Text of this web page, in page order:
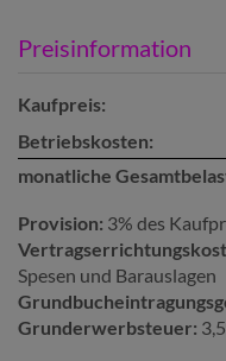
Preisinformation
Kaufpreis:
Betriebskosten:
monatliche
Provision: 3% des
Spesen und Barauslagen
Grunderwerbsteuer: